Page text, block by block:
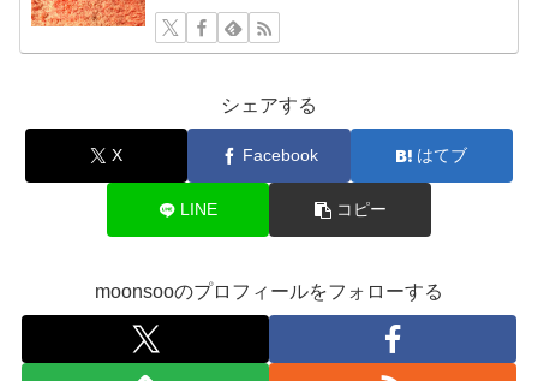
シェアする
X Facebook はてブ
LINE コピー
moonsooのプロフィールをフォローする